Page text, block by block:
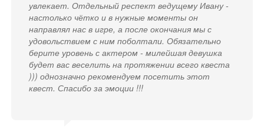
увлекает. Отдельный респект ведущему Ивану -
настолько чётко и в нужные моменты он
направлял нас в игре, а после окончания мы с
удовольствием с ним поболтали. Обязательно
берите уровень с актером - милейшая девушка
будет вас веселить на протяжении всего квеста
))) однозначно рекомендуем посетить этот
квест. Спасибо за эмоции !!!